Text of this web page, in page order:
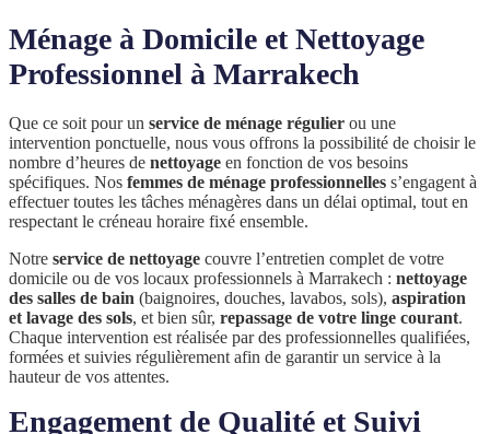
Ménage à Domicile et Nettoyage
Professionnel à Marrakech
Que ce soit pour un service de ménage régulier ou une
intervention ponctuelle, nous vous offrons la possibilité de choisir le
nombre d’heures de nettoyage en fonction de vos besoins
spécifiques. Nos femmes de ménage professionnelles s’engagent à
effectuer toutes les tâches ménagères dans un délai optimal, tout en
respectant le créneau horaire fixé ensemble.
Notre service de nettoyage couvre l’entretien complet de votre
domicile ou de vos locaux professionnels à Marrakech : nettoyage
des salles de bain (baignoires, douches, lavabos, sols), aspiration
et lavage des sols, et bien sûr, repassage de votre linge courant.
Chaque intervention est réalisée par des professionnelles qualifiées,
formées et suivies régulièrement afin de garantir un service à la
hauteur de vos attentes.
Engagement de Qualité et Suivi